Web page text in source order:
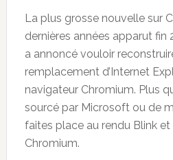
La plus grosse nouvelle sur
dernières années apparut
a annoncé vouloir
remplacement d’Internet
navigateur Chromium. Plus
sourcé par Microsoft ou de
faites place au rendu Blink
Chromium.